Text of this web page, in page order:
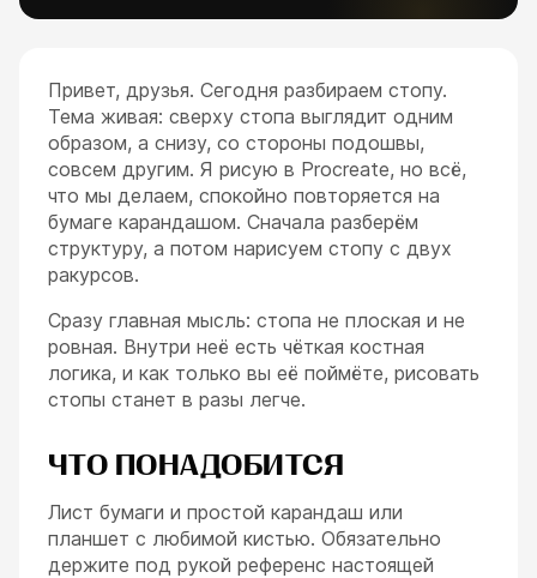
Привет, друзья. Сегодня разбираем стопу.
Тема живая: сверху стопа выглядит одним
образом, а снизу, со стороны подошвы,
совсем другим. Я рисую в Procreate, но всё,
что мы делаем, спокойно повторяется на
бумаге карандашом. Сначала разберём
структуру, а потом нарисуем стопу с двух
ракурсов.
Сразу главная мысль: стопа не плоская и не
ровная. Внутри неё есть чёткая костная
логика, и как только вы её поймёте, рисовать
стопы станет в разы легче.
ЧТО ПОНАДОБИТСЯ
Лист бумаги и простой карандаш или
планшет с любимой кистью. Обязательно
держите под рукой референс настоящей